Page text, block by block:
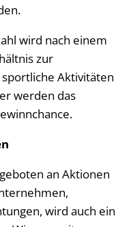
wird nach einem
zur
Aktivitäten
werden das
an Aktionen
wird auch ein